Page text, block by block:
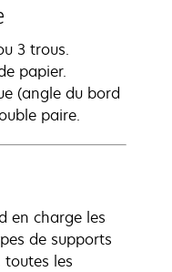
3 trous.
papier.
(angle du bord
paire.
en charge les
de supports
toutes les